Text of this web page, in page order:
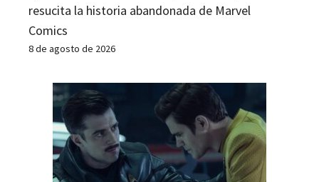
resucita la historia abandonada de Marvel
Comics
8 de agosto de 2026